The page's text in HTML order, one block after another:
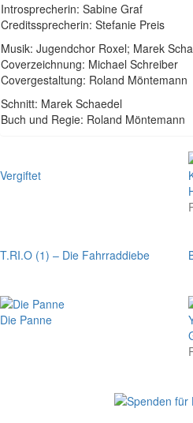
Introsprecherin: Sabine Graf
Creditssprecherin: Stefanie Preis
Musik: Jugendchor Roxel; Marek
Coverzeichnung: Michael Schreiber
Covergestaltung: Roland Möntemann
Schnitt: Marek Schaedel
Buch und Regie: Roland Möntemann
Vergiftet
T.RI.O (1) – Die Fahrraddiebe
Die Panne